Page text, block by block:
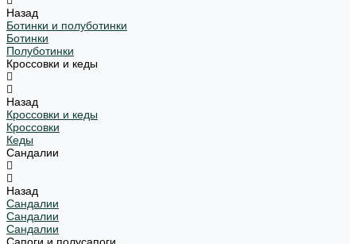
Назад
Ботинки и полуботинки
Ботинки
Полуботинки
Кроссовки и кеды
Назад
Кроссовки и кеды
Кроссовки
Кеды
Сандалии
Назад
Сандалии
Сандалии
Сандалии